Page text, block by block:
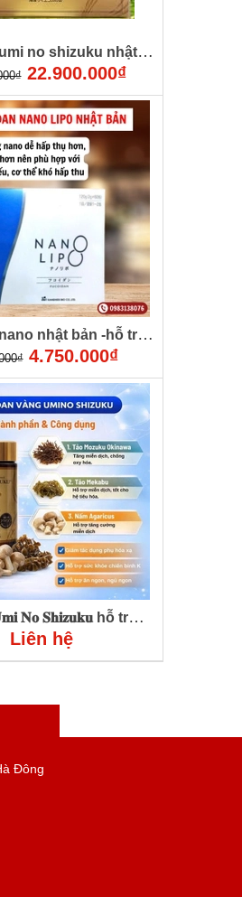
Fucoidan umi no shizuku nhật bản
22.900.000₫
Fucoidan nano nhật bản -hỗ trợ phòng chống và điều trị ung thư
4.750.000₫
𝐅𝐮𝐜𝐨𝐢𝐝𝐚𝐧 𝐔𝐦𝐢 𝐍𝐨 𝐒𝐡𝐢𝐳𝐮𝐤𝐮 hỗ trợ điều trị ung thư
Liên hệ
Đông